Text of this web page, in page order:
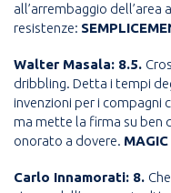
all’arrembaggio
resistenze:
Walter Masala: 8.5.
dribbling. Detta i tempi
invenzioni per i compagni
ma mette la firma su ben
onorato a dovere.
Carlo Innamorati: 8.